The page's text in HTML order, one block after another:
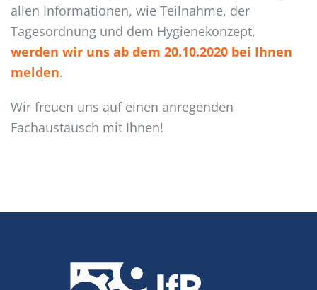
allen Informationen, wie Teilnahme, der
Tagesordnung und dem Hygienekonzept,
werden wir uns ab dem 20.10.2020 bei Ihnen
melden.
Wir freuen uns auf einen anregenden
Fachaustausch mit Ihnen!